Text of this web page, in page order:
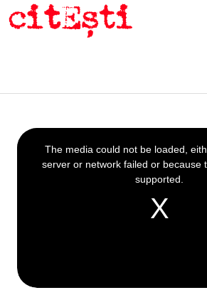
This
is
a
The media could not be loaded,
server or network failed or because
supported.